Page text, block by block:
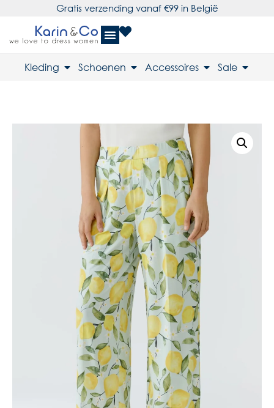
Gratis verzending vanaf €99 in België
Kleding Schoenen Accessoires Sale